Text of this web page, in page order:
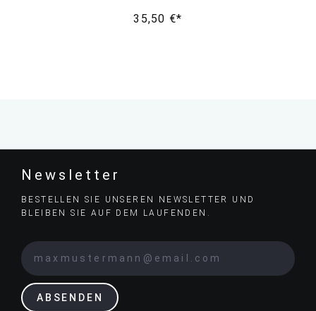
35,50 €*
Newsletter
BESTELLEN SIE UNSEREN NEWSLETTER UND
BLEIBEN SIE AUF DEM LAUFENDEN.
ABSENDEN